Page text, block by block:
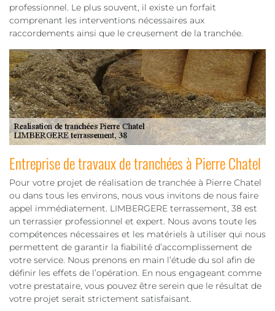
professionnel. Le plus souvent, il existe un forfait
comprenant les interventions nécessaires aux
raccordements ainsi que le creusement de la tranchée.
Entreprise de travaux de tranchées à Pierre Chatel
Pour votre projet de réalisation de tranchée à Pierre Chatel
ou dans tous les environs, nous vous invitons de nous faire
appel immédiatement. LIMBERGERE terrassement, 38 est
un terrassier professionnel et expert. Nous avons toute les
compétences nécessaires et les matériels à utiliser qui nous
permettent de garantir la fiabilité d’accomplissement de
votre service. Nous prenons en main l’étude du sol afin de
définir les effets de l’opération. En nous engageant comme
votre prestataire, vous pouvez être serein que le résultat de
votre projet serait strictement satisfaisant.